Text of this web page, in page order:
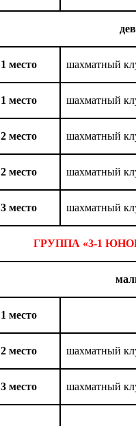
1 место шахматный
1 место шахматный
2 место шахматный
2 место шахматный
3 место шахматный
ГРУППА «3-1
1 место
2 место шахматный
3 место шахматный